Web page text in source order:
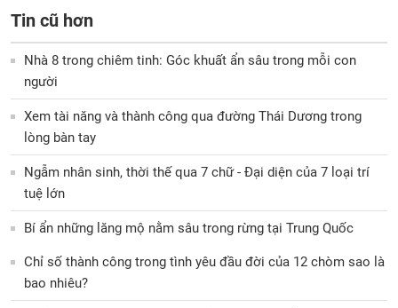
Tin cũ hơn
Nhà 8 trong chiêm tinh: Góc khuất ẩn sâu trong mỗi con
người
Xem tài năng và thành công qua đường Thái Dương trong
lòng bàn tay
Ngẫm nhân sinh, thời thế qua 7 chữ - Đại diện của 7 loại trí
tuệ lớn
Bí ẩn những lăng mộ nằm sâu trong rừng tại Trung Quốc
Chỉ số thành công trong tình yêu đầu đời của 12 chòm sao là
bao nhiêu?